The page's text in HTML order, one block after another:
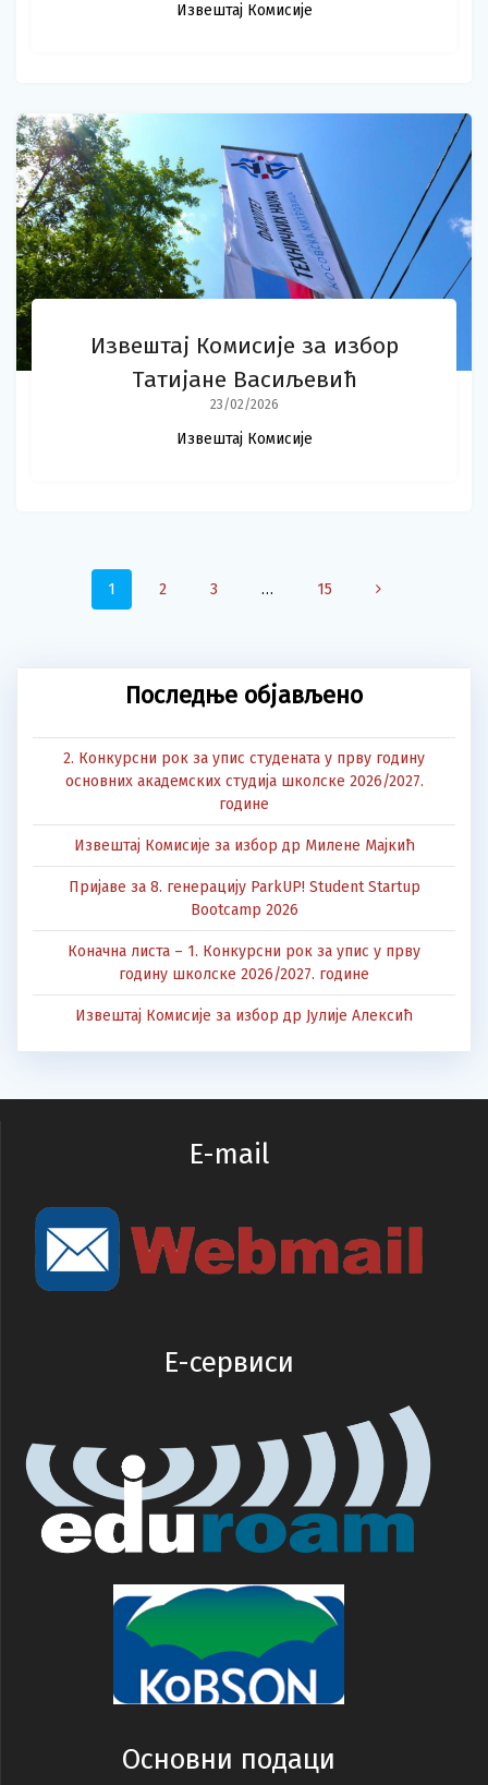
Извештај Комисије
Извештај Комисије за избор
Татијане Васиљевић
23/02/2026
Извештај Комисије
Posts
navigation
Page
1 Page
2 Page
3 … Page
15
Последње објављено
2. Конкурсни рок за упис студената у прву годину
основних академских студија школске 2026/2027.
године
Извештај Комисије за избор др Милене Мајкић
Пријаве за 8. генерацију ParkUP! Student Startup
Bootcamp 2026
Коначна листа – 1. Конкурсни рок за упис у прву
годину школске 2026/2027. године
Извештај Комисије за избор др Јулије Алексић
E-mail
E-сервиси
Основни подаци